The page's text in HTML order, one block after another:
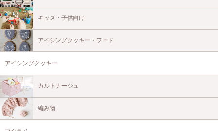
キッズ・子供向け
アイシングクッキー・フード
アイシングクッキー
カルトナージュ
編み物